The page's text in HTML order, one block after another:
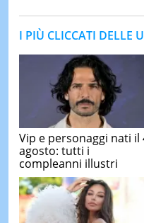
I PIÙ CLICCATI DELLE
Vip e personaggi nati il
agosto: tutti i
compleanni illustri